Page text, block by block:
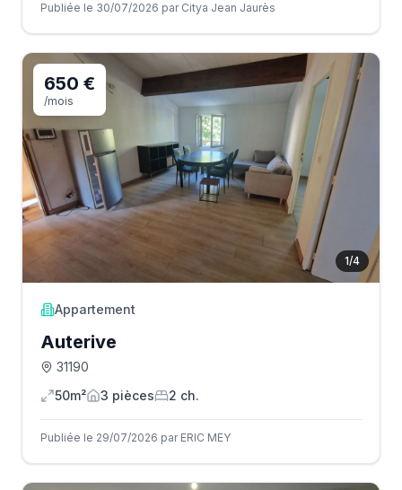
Publiée le 30/07/2026 par Citya Jean Jaurès
1/4
650 €
/mois
Appartement
Auterive
31190
50m²
3 pièces 2 ch.
Publiée le 29/07/2026 par ERIC MEY